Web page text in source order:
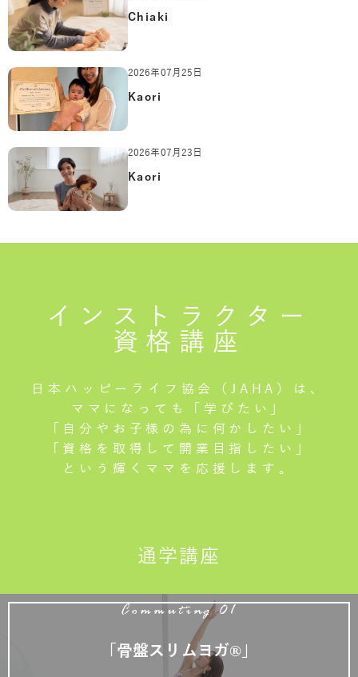
Chiaki
2026年07月25日
Kaori
2026年07月23日
Kaori
インストラクター
資格講座
日本ハッピーライフ協会（JAHA）は、
ママになっても「学びたい」
「自分やお子様の為に何かしたい」
「資格を取得して開業目指したい」
という輝くママを応援します。
通学講座
Commuting 01
「骨盤スリムヨガ®」